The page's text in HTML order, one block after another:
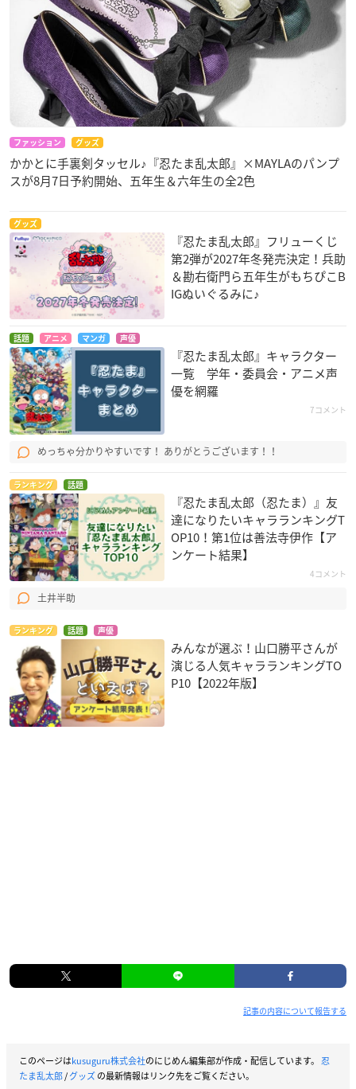
ファッション グッズ
かかとに手裏剣タッセル♪『忍たま乱太郎』×MAYLAのパンプ
スが8月7日予約開始、五年生＆六年生の全2色
グッズ
『忍たま乱太郎』フリューくじ
第2弾が2027年冬発売決定！兵助
＆勘右衛門ら五年生がもちぴこB
IGぬいぐるみに♪
話題 アニメ マンガ 声優
『忍たま乱太郎』キャラクター
一覧 学年・委員会・アニメ声
優を網羅
7コメント
めっちゃ分かりやすいです！ ありがとうございます！！
ランキング 話題
『忍たま乱太郎（忍たま）』友
達になりたいキャラランキングT
OP10！第1位は善法寺伊作【ア
ンケート結果】
4コメント
土井半助
ランキング 話題 声優
みんなが選ぶ！山口勝平さんが
演じる人気キャラランキングTO
P10【2022年版】
記事の内容について報告する
このページはkusuguru株式会社のにじめん編集部が作成・配信しています。 忍
たま乱太郎/グッズの最新情報はリンク先をご覧ください。